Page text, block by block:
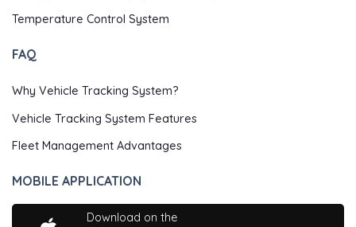
Temperature Control System
FAQ
Why Vehicle Tracking System?
Vehicle Tracking System Features
Fleet Management Advantages
MOBILE APPLICATION
Download on the